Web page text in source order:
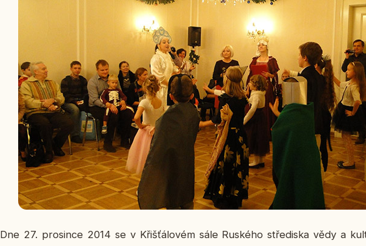
Dne 27. pro­sin­ce 2014 se v Křiš­ťá­lo­vém sále Rus­ké­ho stře­dis­ka vědy a